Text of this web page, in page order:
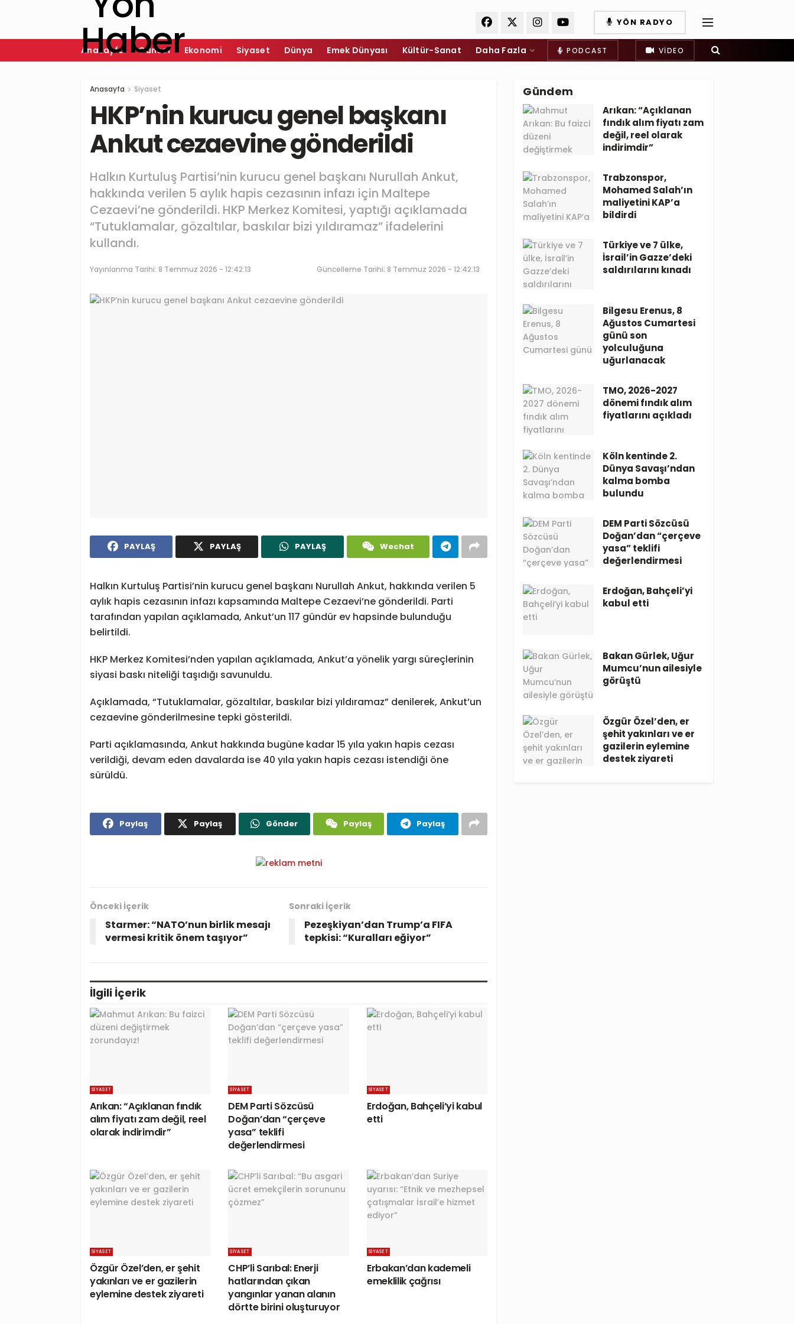
YÖN RADYO
Anasayfa Güncel Ekonomi Siyaset Dünya Emek Dünyası Kültür-Sanat Daha Fazla PODCAST VIDEO
Anasayfa Siyaset
HKP’nin kurucu genel başkanı
Ankut cezaevine gönderildi
Halkın Kurtuluş Partisi’nin kurucu genel başkanı Nurullah Ankut,
hakkında verilen 5 aylık hapis cezasının infazı için Maltepe
Cezaevi’ne gönderildi. HKP Merkez Komitesi, yaptığı açıklamada
“Tutuklamalar, gözaltılar, baskılar bizi yıldıramaz” ifadelerini
kullandı.
Yayınlanma Tarihi: 8 Temmuz 2026 - 12:42:13 Güncelleme Tarihi: 8 Temmuz 2026 - 12:42:13
PAYLAŞ PAYLAŞ PAYLAŞ Wechat
Halkın Kurtuluş Partisi’nin kurucu genel başkanı Nurullah Ankut, hakkında verilen 5
aylık hapis cezasının infazı kapsamında Maltepe Cezaevi’ne gönderildi. Parti
tarafından yapılan açıklamada, Ankut’un 117 gündür ev hapsinde bulunduğu
belirtildi.
HKP Merkez Komitesi’nden yapılan açıklamada, Ankut’a yönelik yargı süreçlerinin
siyasi baskı niteliği taşıdığı savunuldu.
Açıklamada, “Tutuklamalar, gözaltılar, baskılar bizi yıldıramaz” denilerek, Ankut’un
cezaevine gönderilmesine tepki gösterildi.
Parti açıklamasında, Ankut hakkında bugüne kadar 15 yıla yakın hapis cezası
verildiği, devam eden davalarda ise 40 yıla yakın hapis cezası istendiği öne
sürüldü.
Paylaş Paylaş Gönder Paylaş Paylaş
Önceki İçerik
Starmer: “NATO’nun birlik mesajı
vermesi kritik önem taşıyor”
Sonraki İçerik
Pezeşkiyan’dan Trump’a FIFA
tepkisi: “Kuralları eğiyor”
İlgili İçerik
SIYASET
Arıkan: “Açıklanan fındık
alım fiyatı zam değil, reel
olarak indirimdir”
SIYASET
DEM Parti Sözcüsü
Doğan’dan “çerçeve
yasa” teklifi
değerlendirmesi
SIYASET
Erdoğan, Bahçeli’yi kabul
etti
SIYASET
Özgür Özel’den, er şehit
yakınları ve er gazilerin
eylemine destek ziyareti
SIYASET
CHP’li Sarıbal: Enerji
hatlarından çıkan
yangınlar yanan alanın
dörtte birini oluşturuyor
SIYASET
Erbakan’dan kademeli
emeklilik çağrısı
Gündem
Arıkan: “Açıklanan
fındık alım fiyatı zam
değil, reel olarak
indirimdir”
Trabzonspor,
Mohamed Salah’ın
maliyetini KAP’a
bildirdi
Türkiye ve 7 ülke,
İsrail’in Gazze’deki
saldırılarını kınadı
Bilgesu Erenus, 8
Ağustos Cumartesi
günü son
yolculuğuna
uğurlanacak
TMO, 2026-2027
dönemi fındık alım
fiyatlarını açıkladı
Köln kentinde 2.
Dünya Savaşı’ndan
kalma bomba
bulundu
DEM Parti Sözcüsü
Doğan’dan “çerçeve
yasa” teklifi
değerlendirmesi
Erdoğan, Bahçeli’yi
kabul etti
Bakan Gürlek, Uğur
Mumcu’nun ailesiyle
görüştü
Özgür Özel’den, er
şehit yakınları ve er
gazilerin eylemine
destek ziyareti